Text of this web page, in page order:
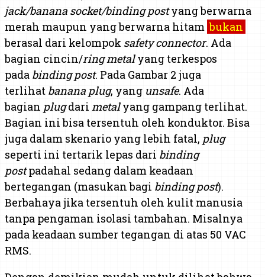
jack/banana socket/binding postyang berwarna
merah maupun yang berwarna hitam bukan
berasal dari kelompok safety connector. Ada
bagian cincin/ring metalyang terkespos
pada binding post. Pada Gambar 2 juga
terlihat banana plug, yang unsafe. Ada
bagian plugdari metalyang gampang terlihat.
Bagian ini bisa tersentuh oleh konduktor. Bisa
juga dalam skenario yang lebih fatal, plug
seperti ini tertarik lepas dari binding
postpadahal sedang dalam keadaan
bertegangan (masukan bagi binding post).
Berbahaya jika tersentuh oleh kulit manusia
tanpa pengaman isolasi tambahan. Misalnya
pada keadaan sumber tegangan di atas 50 VAC
RMS.